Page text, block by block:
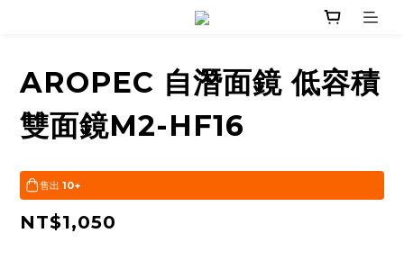
AROPEC 自潛面鏡 低容積
雙面鏡M2-HF16
售出 10+
NT$1,050